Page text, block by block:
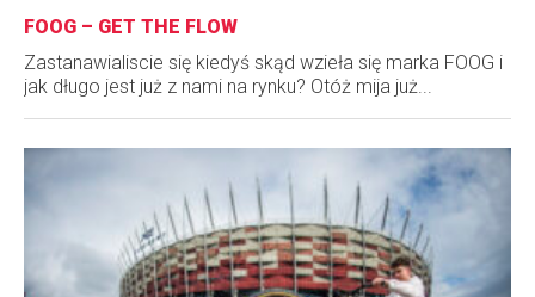
FOOG – GET THE FLOW
Zastanawialiscie się kiedyś skąd wzieła się marka FOOG i
jak długo jest już z nami na rynku? Otóż mija już...